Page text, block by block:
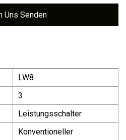
Uns Senden
LW8
3
Leistungsschalter
Konventioneller